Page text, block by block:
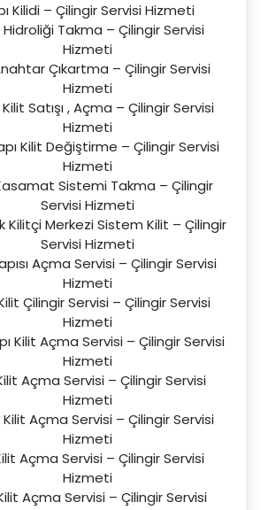
Kilidi – Çilingir Servisi Hizmeti
Hidroliği Takma – Çilingir Servisi
Hizmeti
Çıkartma – Çilingir Servisi
Hizmeti
Satışı , Açma – Çilingir Servisi
Hizmeti
Kilit Değiştirme – Çilingir Servisi
Hizmeti
Sistemi Takma – Çilingir
Servisi Hizmeti
Kilitçi Merkezi Sistem Kilit – Çilingir
Servisi Hizmeti
Açma Servisi – Çilingir Servisi
Hizmeti
Çilingir Servisi – Çilingir Servisi
Hizmeti
Kilit Açma Servisi – Çilingir Servisi
Hizmeti
Açma Servisi – Çilingir Servisi
Hizmeti
Açma Servisi – Çilingir Servisi
Hizmeti
Açma Servisi – Çilingir Servisi
Hizmeti
Açma Servisi – Çilingir Servisi